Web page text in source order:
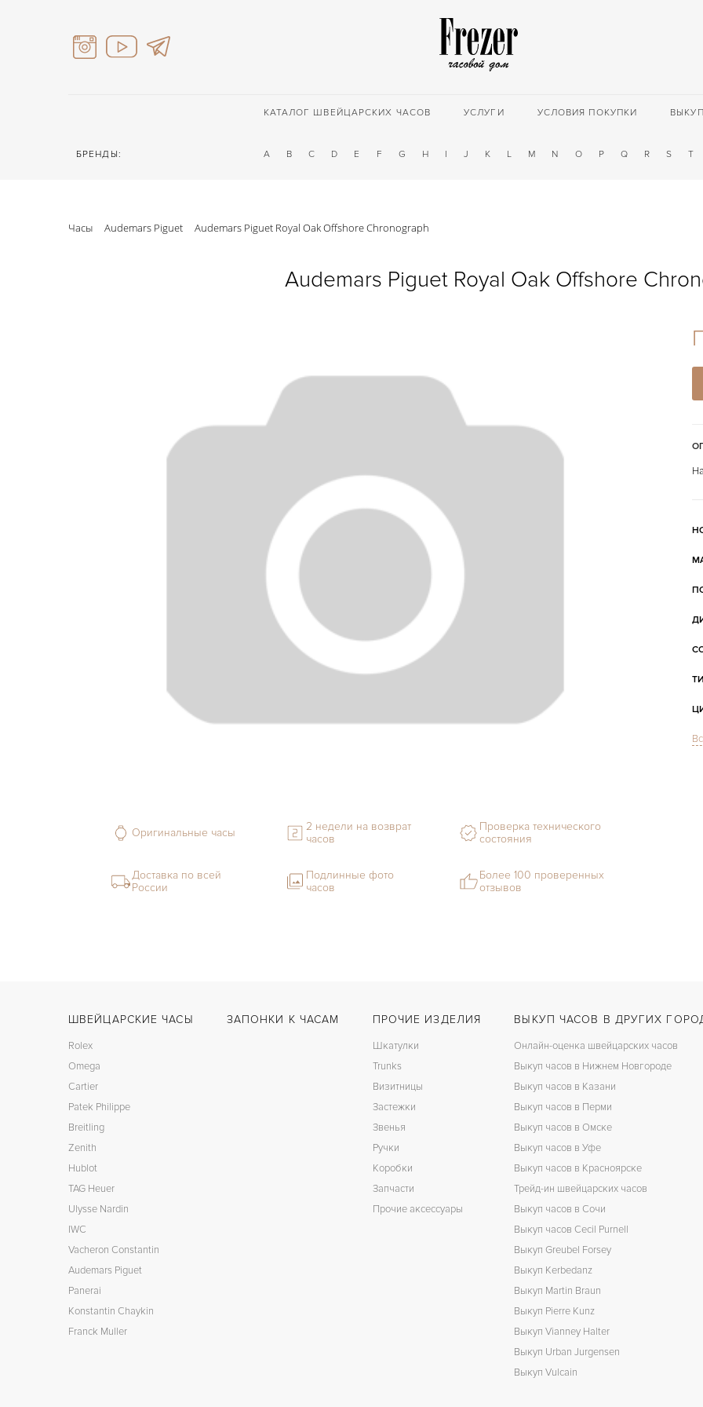
КАТАЛОГ ШВЕЙЦАРСКИХ ЧАСОВ УСЛУГИ УСЛОВИЯ ПОКУПКИ ВЫКУП
БРЕНДЫ: A B C D E F G H I J K L M N O P Q R S T
Часы Audemars Piguet Audemars Piguet Royal Oak Offshore Chronograph
Audemars Piguet Royal Oak Offshore
Оригинальные часы
2 недели на возврат
часов
Проверка технического
состояния
Доставка по всей
России
Подлинные фото
часов
Более 100 проверенных
отзывов
ШВЕЙЦАРСКИЕ ЧАСЫ
Rolex
Omega
Cartier
Patek Philippe
Breitling
Zenith
Hublot
TAG Heuer
Ulysse Nardin
IWC
Vacheron Constantin
Audemars Piguet
Panerai
Konstantin Chaykin
Franck Muller
ЗАПОНКИ К ЧАСАМ ПРОЧИЕ ИЗДЕЛИЯ
Шкатулки
Trunks
Визитницы
Застежки
Звенья
Ручки
Коробки
Запчасти
Прочие аксессуары
ВЫКУП ЧАСОВ В ДРУГИХ
Онлайн-оценка швейцарских часов
Выкуп часов в Нижнем Новгороде
Выкуп часов в Казани
Выкуп часов в Перми
Выкуп часов в Омске
Выкуп часов в Уфе
Выкуп часов в Красноярске
Трейд-ин швейцарских часов
Выкуп часов в Сочи
Выкуп часов Cecil Purnell
Выкуп Greubel Forsey
Выкуп Kerbedanz
Выкуп Martin Braun
Выкуп Pierre Kunz
Выкуп Vianney Halter
Выкуп Urban Jurgensen
Выкуп Vulcain